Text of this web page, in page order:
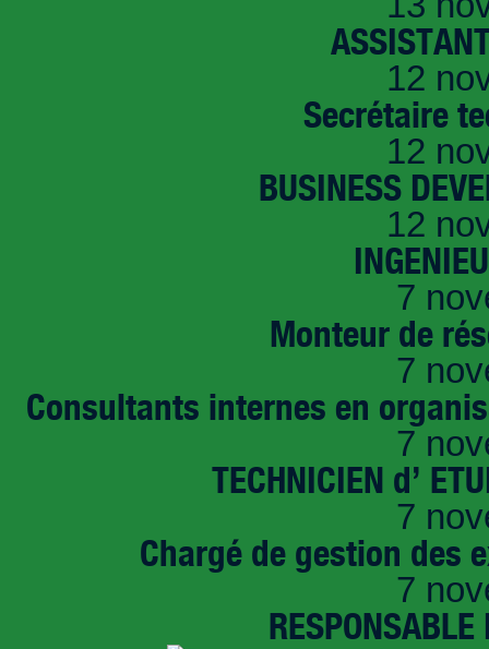
12
Secrétaire
12
BUSINESS
12
7
Monteur de
7
Consultants internes en
7
TECHNICIEN d’
7
Chargé de gestion des
7